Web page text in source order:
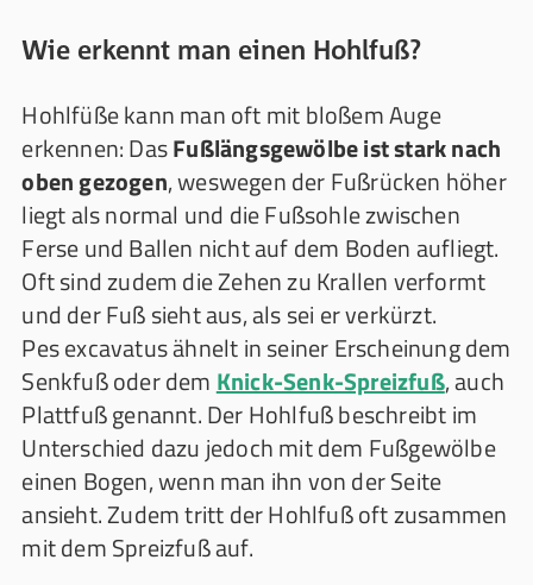
Wie erkennt man einen Hohlfuß?
Hohlfüße kann man oft mit bloßem Auge
erkennen: DasFußlängsgewölbe ist stark nach
oben gezogen, weswegen der Fußrücken höher
liegt als normal und die Fußsohle zwischen
Ferse und Ballen nicht auf dem Boden aufliegt.
Oft sind zudem die Zehen zu Krallen verformt
und der Fuß sieht aus, als sei er verkürzt.
Pes excavatus ähnelt in seiner Erscheinung dem
Senkfuß oder dem Knick-Senk-Spreizfuß, auch
Plattfuß genannt. Der Hohlfuß beschreibt im
Unterschied dazu jedoch mit dem Fußgewölbe
einen Bogen, wenn man ihn von der Seite
ansieht. Zudem tritt der Hohlfuß oft zusammen
mit dem Spreizfuß auf.